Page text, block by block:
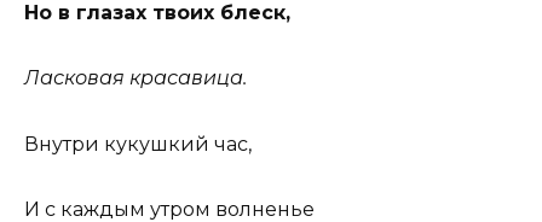
Но в глазах твоих блеск,
Ласковая красавица.
Внутри кукушкий час,
И с каждым утром волненье